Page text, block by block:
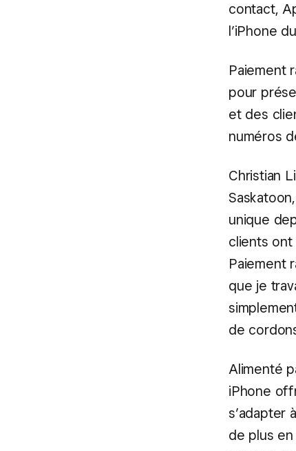
contact,
l’iPhone
Paiement
pour
et des
numéros
Christian
unique
clients
Paiement
que je
de
Alimenté
iPhone
s’adapter
de plus